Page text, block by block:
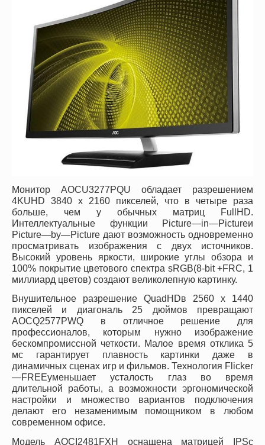
Монитор AOCU3277PQU обладает разрешением
4KUHD 3840 x 2160 пикселей, что в четыре раза
больше, чем у обычных матриц
Full HD.
Интеллектуальные функции
Picture—in—Pictureи
Picture—by—Picture дают возможность одновременно
просматривать изображения с двух источников.
Высокий уровень яркости, широкие углы обзора и
100% покрытие цветового спектра sRGB(8-bit+FRC, 1
миллиард цветов) создают великолепную картинку.
Внушительное разрешение Quad HDв 2560 x 1440
пикселей и диагональ 25 дюймов превращают
AOCQ2577PWQ в отличное решение для
профессионалов, которым нужно изображение
бескомпромиссной четкости. Малое время отклика 5
мс гарантирует плавность картинки даже в
динамичных сценах игр и фильмов. Технология Flicker
—FREEуменьшает усталость глаз во время
длительной работы, а возможности эргономической
настройки и множество вариантов подключения
делают его незаменимым помощником в любом
современном офисе.
Модель AOC 2481FXH оснащена матрицей IPSс